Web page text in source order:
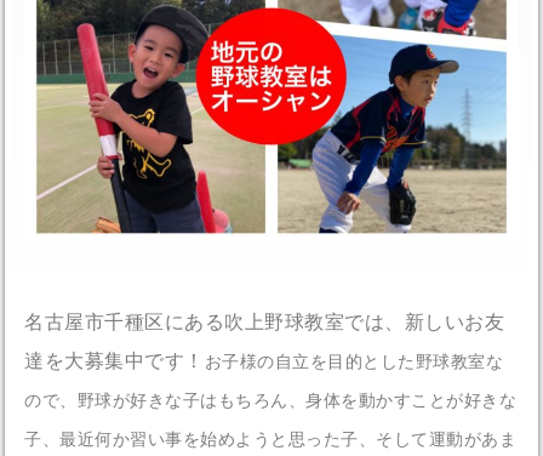
名古屋市千種区にある吹上野球教室では、新しいお友
達を大募集中です！ お子様の自立を目的とした野球教室な
ので、野球が好きな子はもちろん、身体を動かすことが好きな
子、最近何か習い事を始めようと思った子、そして運動があま